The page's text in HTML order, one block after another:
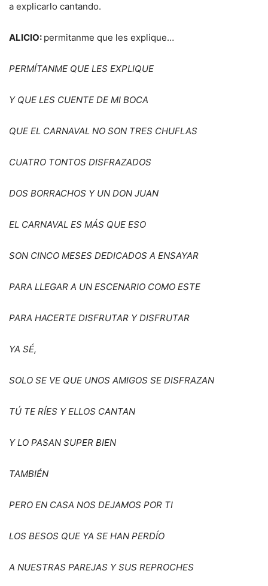
a explicarlo cantando.
ALICIO: permitanme que les explique…
PERMÍTANME QUE LES EXPLIQUE
Y QUE LES CUENTE DE MI BOCA
QUE EL CARNAVAL NO SON TRES CHUFLAS
CUATRO TONTOS DISFRAZADOS
DOS BORRACHOS Y UN DON JUAN
EL CARNAVAL ES MÁS QUE ESO
SON CINCO MESES DEDICADOS A ENSAYAR
PARA LLEGAR A UN ESCENARIO COMO ESTE
PARA HACERTE DISFRUTAR Y DISFRUTAR
YA SÉ,
SOLO SE VE QUE UNOS AMIGOS SE DISFRAZAN
TÚ TE RÍES Y ELLOS CANTAN
Y LO PASAN SUPER BIEN
TAMBIÉN
PERO EN CASA NOS DEJAMOS POR TI
LOS BESOS QUE YA SE HAN PERDÍO
A NUESTRAS PAREJAS Y SUS REPROCHES